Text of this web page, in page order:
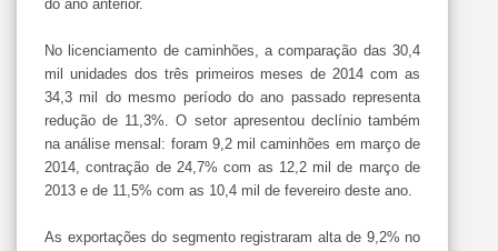
do ano anterior.
No licenciamento de caminhões, a comparação das 30,4
mil unidades dos três primeiros meses de 2014 com as
34,3 mil do mesmo período do ano passado representa
redução de 11,3%. O setor apresentou declínio também
na análise mensal: foram 9,2 mil caminhões em março de
2014, contração de 24,7% com as 12,2 mil de março de
2013 e de 11,5% com as 10,4 mil de fevereiro deste ano.
As exportações do segmento registraram alta de 9,2% no